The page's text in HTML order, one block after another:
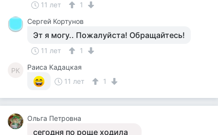
11 лет
1
Сергей Кортунов
Эт я могу.. Пожалуйста! Обращайтесь!
11 лет 1
РК
Раиса Кадацкая
11 лет
1
Ольга Петровна
сегодня по роще ходила